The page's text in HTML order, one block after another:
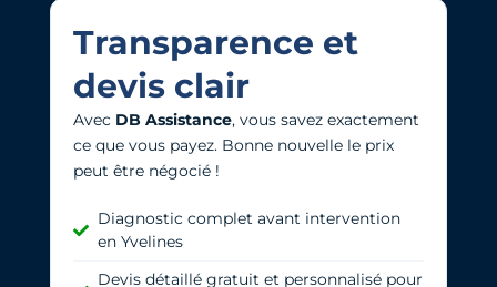
Transparence et
devis clair
Avec DB Assistance, vous savez exactement
ce que vous payez. Bonne nouvelle le prix
peut être négocié !
Diagnostic complet avant intervention
en Yvelines
Devis détaillé gratuit et personnalisé pour